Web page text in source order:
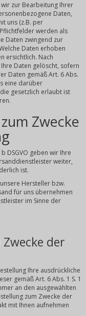
zur Bearbeitung Ihrer
Daten,
uns (z.B. per
werden als
Daten zwingend zur
Daten erhoben
ersichtlich. Nach
Daten gelöscht, sofern
Daten gemäß Art. 6 Abs.
eine darüber
gesetzlich erlaubt ist
Zwecke
DSGVO geben wir Ihre
weiter,
ist.
Hersteller bzw.
für uns übernehmen
im Sinne der
der
Ihre ausdrückliche
gemäß Art. 6 Abs. 1 S. 1
an den ausgewählten
zum Zwecke der
mit Ihnen aufnehmen